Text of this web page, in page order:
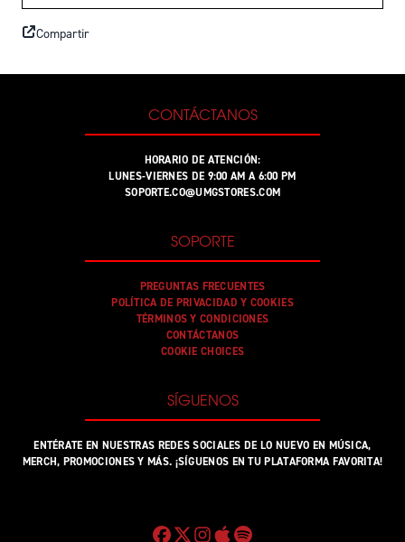
Compartir
CONTÁCTANOS
HORARIO DE ATENCIÓN:
LUNES-VIERNES DE 9:00 AM A 6:00 PM
SOPORTE.CO@UMGSTORES.COM
SOPORTE
PREGUNTAS FRECUENTES
POLÍTICA DE PRIVACIDAD Y COOKIES
TÉRMINOS Y CONDICIONES
CONTÁCTANOS
COOKIE CHOICES
SÍGUENOS
ENTÉRATE EN NUESTRAS REDES SOCIALES DE LO NUEVO EN MÚSICA,
MERCH, PROMOCIONES Y MÁS. ¡SÍGUENOS EN TU PLATAFORMA FAVORITA!